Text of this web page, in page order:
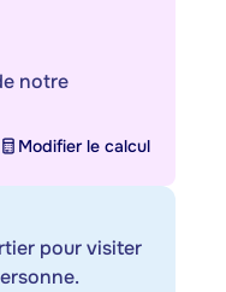
notre
Modifier le calcul
pour visiter